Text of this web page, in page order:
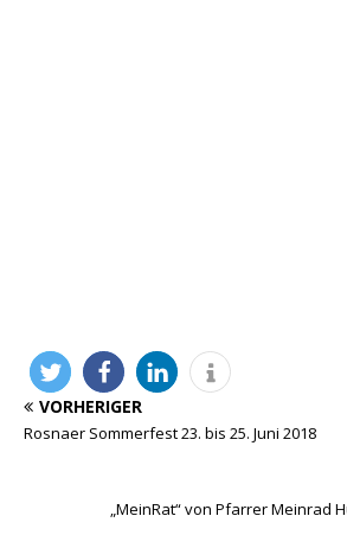
VORHERIGER
Rosnaer Sommerfest 23. bis 25. Juni 2018
„MeinRat“ von Pfarrer Meinrad